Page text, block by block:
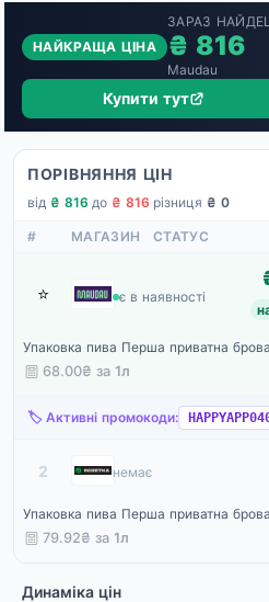
НАЙКРАЩА ЦІНА
ЗАРАЗ
₴ 816
Maudau
Купити тут
ПОРІВНЯННЯ ЦІН
від ₴ 816·до ₴ 816·різниця ₴ 0
# МАГАЗИН СТАТУС
⭐ Maudau
є в наявності
68.00₴ за 1л
🏷️ Активні промокоди:
2 Rozetka
немає
79.92₴ за 1л
Динаміка цін